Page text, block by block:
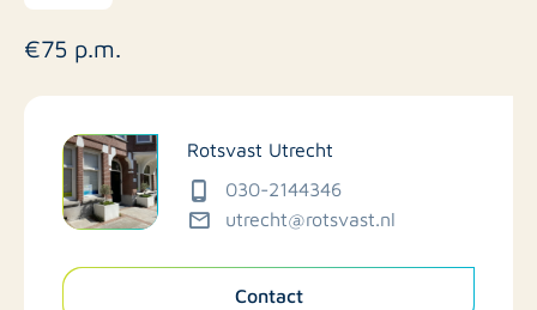
€75 p.m.
Rotsvast Utrecht
030-2144346
utrecht@rotsvast.nl
Contact